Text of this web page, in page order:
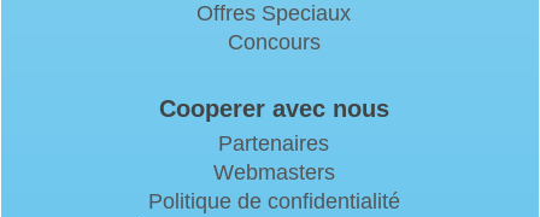
Offres Speciaux
Concours
Cooperer avec nous
Partenaires
Webmasters
Politique de confidentialité